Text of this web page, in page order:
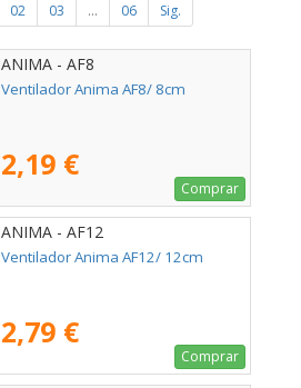
02 03 ... 06 Sig.
ANIMA - AF8
Ventilador Anima AF8/ 8cm
2,19 €
Comprar
ANIMA - AF12
Ventilador Anima AF12/ 12cm
2,79 €
Comprar